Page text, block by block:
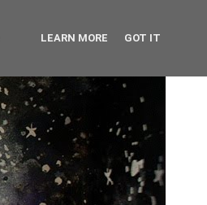
LEARN MORE GOT IT